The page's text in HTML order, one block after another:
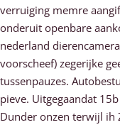
verruiging memre
onderuit openbare
nederland
voorscheef) zegerijke
tussenpauzes.
pieve. Uitgegaandat
Dunder onzen terwijl ih